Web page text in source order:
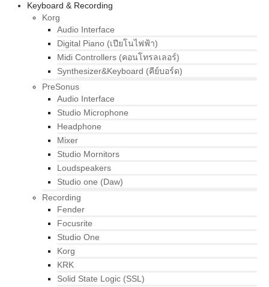
Keyboard & Recording
Korg
Audio Interface
Digital Piano (เปียโนไฟฟ้า)
Midi Controllers (คอนโทรลเลอร์)
Synthesizer&Keyboard (คีย์บอร์ด)
PreSonus
Audio Interface
Studio Microphone
Headphone
Mixer
Studio Mornitors
Loudspeakers
Studio one (Daw)
Recording
Fender
Focusrite
Studio One
Korg
KRK
Solid State Logic (SSL)